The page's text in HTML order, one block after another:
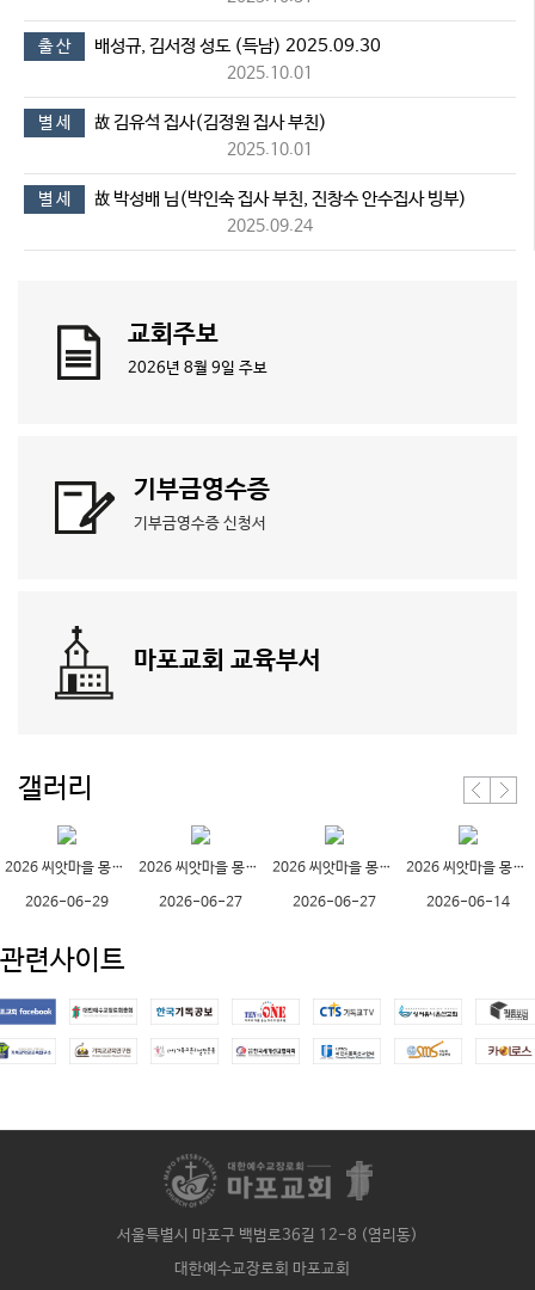
출 산 배성규, 김서정 성도 (득남) 2025.09.30
2025.10.01
별 세 故 김유석 집사(김정원 집사 부친)
2025.10.01
별 세 故 박성배 님(박인숙 집사 부친, 진창수 안수집사 빙부)
2025.09.24
교회주보
2026년 8월 9일 주보
기부금영수증
기부금영수증 신청서
마포교회 교육부서
갤러리
2026 씨앗마을 몽골 단...
2026-06-29
2026 씨앗마을 몽골 단...
2026-06-27
2026 씨앗마을 몽골 단...
2026-06-27
2026 씨앗마을 몽골 단...
2026-06-14
관련사이트
서울특별시 마포구 백범로36길 12-8 (염리동)
대한예수교장로회 마포교회